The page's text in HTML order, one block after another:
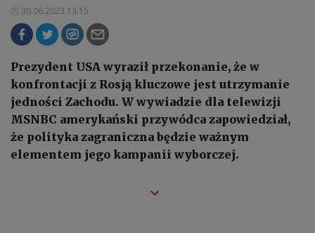
30.06.2023 13:15
Prezydent USA wyraził przekonanie, że w
konfrontacji z Rosją kluczowe jest utrzymanie
jedności Zachodu. W wywiadzie dla telewizji
MSNBC amerykański przywódca zapowiedział,
że polityka zagraniczna będzie ważnym
elementem jego kampanii wyborczej.